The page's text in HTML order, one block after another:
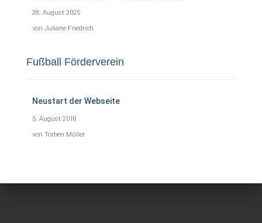
28. August 2025
von Juliane Friedrich
Fußball Förderverein
Neustart der Webseite
5. August 2018
von Torben Müller